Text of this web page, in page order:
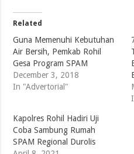
Related
Guna Memenuhi Kebutuhan
Air Bersih, Pemkab Rohil
Gesa Program SPAM
December 3, 2018
In "Advertorial"
Kapolres Rohil Hadiri Uji
Coba Sambung Rumah
SPAM Regional Durolis